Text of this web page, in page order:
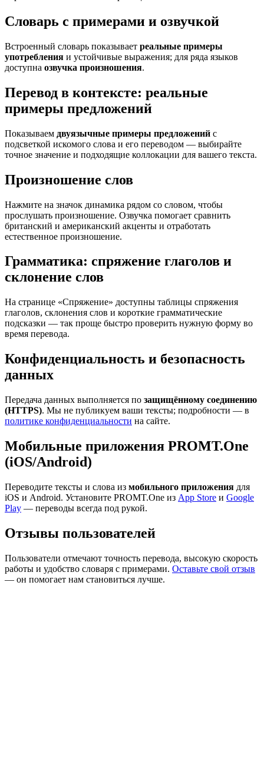
Словарь с примерами и озвучкой
Встроенный словарь показывает реальные примеры
употребления и устойчивые выражения; для ряда языков
доступна озвучка произношения.
Перевод в контексте: реальные
примеры предложений
Показываем двуязычные примеры предложений с
подсветкой искомого слова и его переводом — выбирайте
точное значение и подходящие коллокации для вашего текста.
Произношение слов
Нажмите на значок динамика рядом со словом, чтобы
прослушать произношение. Озвучка помогает сравнить
британский и американский акценты и отработать
естественное произношение.
Грамматика: спряжение глаголов и
склонение слов
На странице «Спряжение» доступны таблицы спряжения
глаголов, склонения слов и короткие грамматические
подсказки — так проще быстро проверить нужную форму во
время перевода.
Конфиденциальность и безопасность
данных
Передача данных выполняется по защищённому соединению
(HTTPS). Мы не публикуем ваши тексты; подробности — в
политике конфиденциальности на сайте.
Мобильные приложения PROMT.One
(iOS/Android)
Переводите тексты и слова из мобильного приложения для
iOS и Android. Установите PROMT.One из App Store и Google
Play — переводы всегда под рукой.
Отзывы пользователей
Пользователи отмечают точность перевода, высокую скорость
работы и удобство словаря с примерами. Оставьте свой отзыв
— он помогает нам становиться лучше.